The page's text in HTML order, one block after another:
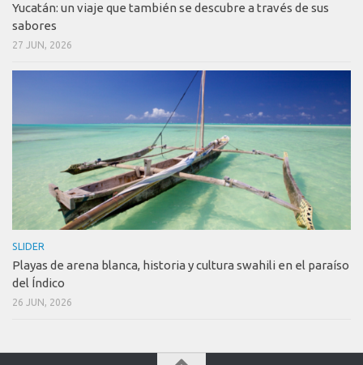
Yucatán: un viaje que también se descubre a través de sus
sabores
27 JUN, 2026
SLIDER
Playas de arena blanca, historia y cultura swahili en el paraíso
del Índico
26 JUN, 2026